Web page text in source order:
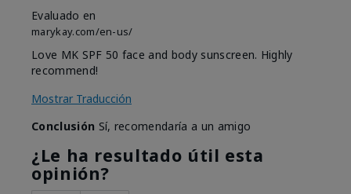
Evaluado en
marykay.com/en-us/
Love MK SPF 50 face and body sunscreen. Highly
recommend!
Mostrar Traducción
Conclusión Sí, recomendaría a un amigo
¿Le ha resultado útil esta
opinión?